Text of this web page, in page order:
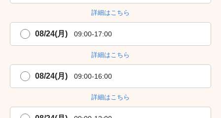
詳細はこちら
08/24(月) 09:00-17:00
詳細はこちら
08/24(月) 09:00-16:00
詳細はこちら